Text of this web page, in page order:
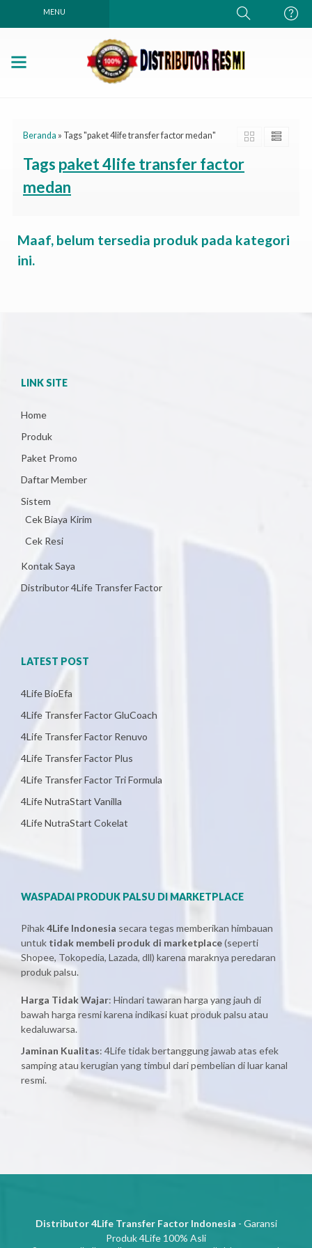
MENU
Beranda » Tags "paket 4life transfer factor medan"
Tags paket 4life transfer factor
medan
Maaf, belum tersedia produk pada kategori
ini.
LINK SITE
Home
Produk
Paket Promo
Daftar Member
Sistem
Cek Biaya Kirim
Cek Resi
Kontak Saya
Distributor 4Life Transfer Factor
LATEST POST
4Life BioEfa
4Life Transfer Factor GluCoach
4Life Transfer Factor Renuvo
4Life Transfer Factor Plus
4Life Transfer Factor Tri Formula
4Life NutraStart Vanilla
4Life NutraStart Cokelat
WASPADAI PRODUK PALSU DI MARKETPLACE
Pihak4Life Indonesia secara tegas memberikan himbauan
untuk tidak membeli produk di marketplace(seperti
Shopee, Tokopedia, Lazada, dll) karena maraknya peredaran
produk palsu.
Harga Tidak Wajar: Hindari tawaran harga yang jauh di
bawah harga resmi karena indikasi kuat produk palsu atau
kedaluwarsa.
Jaminan Kualitas: 4Life tidak bertanggung jawab atas efek
samping atau kerugian yang timbul dari pembelian di luar kanal
resmi.
Distributor 4Life Transfer Factor Indonesia - Garansi
Produk 4Life 100% Asli